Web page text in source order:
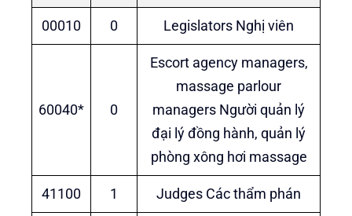
00010 0 Legislators Nghị viên
60040* 0
Escort agency managers,
massage parlour
managers Người quản lý
đại lý đồng hành, quản lý
phòng xông hơi massage
41100 1 Judges Các thẩm phán